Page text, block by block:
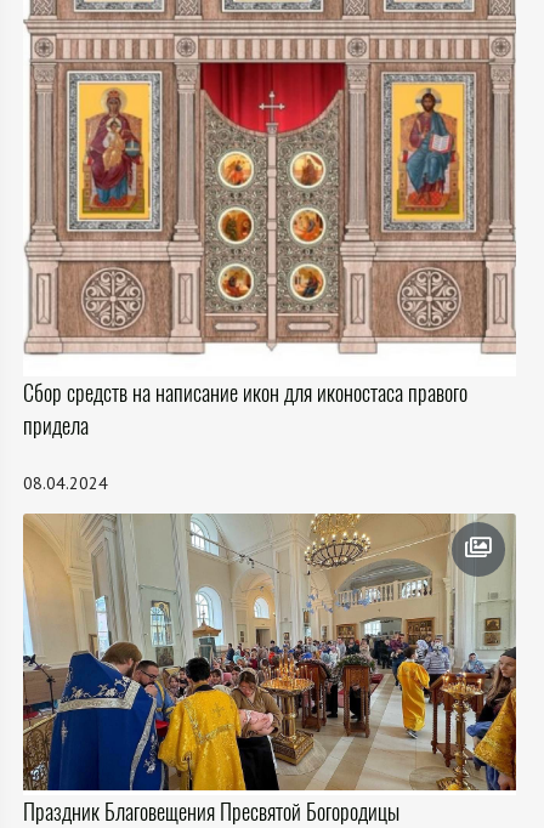
Сбор средств на написание икон для иконостаса правого
придела
08.04.2024
Праздник Благовещения Пресвятой Богородицы